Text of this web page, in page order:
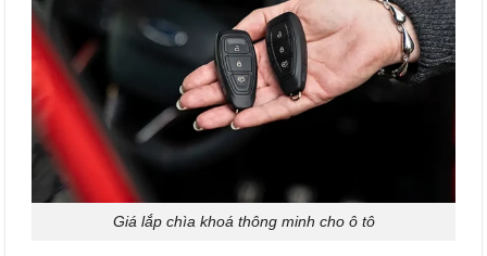
Giá lắp chìa khoá thông minh cho ô tô